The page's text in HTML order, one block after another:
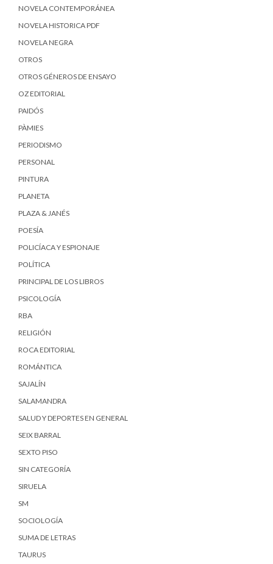
NOVELA CONTEMPORÁNEA
NOVELA HISTORICA PDF
NOVELA NEGRA
OTROS
OTROS GÉNEROS DE ENSAYO
OZ EDITORIAL
PAIDÓS
PÀMIES
PERIODISMO
PERSONAL
PINTURA
PLANETA
PLAZA & JANÉS
POESÍA
POLICÍACA Y ESPIONAJE
POLÍTICA
PRINCIPAL DE LOS LIBROS
PSICOLOGÍA
RBA
RELIGIÓN
ROCA EDITORIAL
ROMÁNTICA
SAJALÍN
SALAMANDRA
SALUD Y DEPORTES EN GENERAL
SEIX BARRAL
SEXTO PISO
SIN CATEGORÍA
SIRUELA
SM
SOCIOLOGÍA
SUMA DE LETRAS
TAURUS